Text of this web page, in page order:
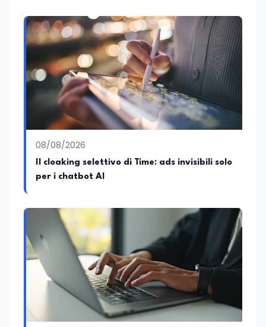
08/08/2026
Il cloaking selettivo di Time: ads invisibili solo
per i chatbot AI